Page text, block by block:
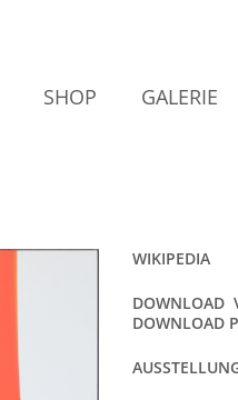
SHOP GALERIE
WIKIPEDIA
DOWNLOAD
DOWNLOAD